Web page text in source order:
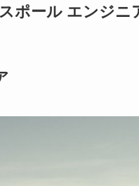
ポール エンジニ